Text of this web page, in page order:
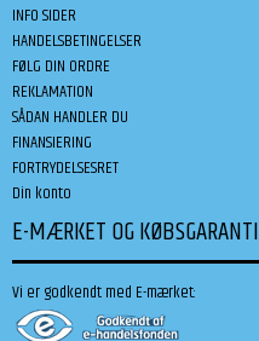
INFO SIDER
HANDELSBETINGELSER
FØLG DIN ORDRE
REKLAMATION
SÅDAN HANDLER DU
FINANSIERING
FORTRYDELSESRET
Din konto
E-MÆRKET OG KØBSGARANTI
Vi er godkendt med E-mærket: